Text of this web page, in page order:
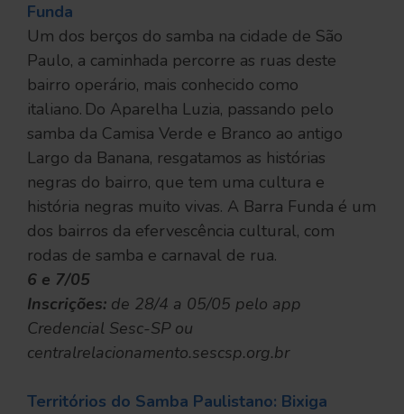
Funda
Um dos berços do samba na cidade de São
Paulo, a caminhada percorre as ruas deste
bairro operário, mais conhecido como
italiano. Do Aparelha Luzia, passando pelo
samba da Camisa Verde e Branco ao antigo
Largo da Banana, resgatamos as histórias
negras do bairro, que tem uma cultura e
história negras muito vivas. A Barra Funda é um
dos bairros da efervescência cultural, com
rodas de samba e carnaval de rua.
6 e 7/05
Inscrições: de 28/4 a 05/05 pelo app
Credencial Sesc-SP ou
centralrelacionamento.sescsp.org.br
Territórios do Samba Paulistano: Bixiga